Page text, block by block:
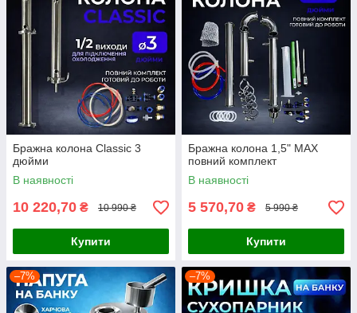
Бражна колона Classic 3
дюйми
В наявності
10 220,70 ₴ 10 990 ₴
Купити
Бражна колона 1,5" MAX
повний комплект
В наявності
5 570,70 ₴ 5 990 ₴
Купити
–7% –7%